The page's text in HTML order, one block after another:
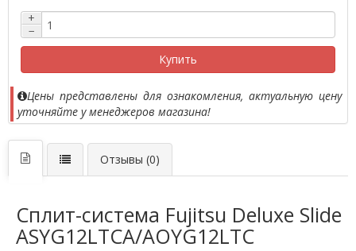
+
−
Купить
Цены представлены для ознакомления, актуальную цену
уточняйте у менеджеров магазина!
Отзывы (0)
Сплит-система Fujitsu Deluxe Slide
ASYG12LTCA/AOYG12LTC